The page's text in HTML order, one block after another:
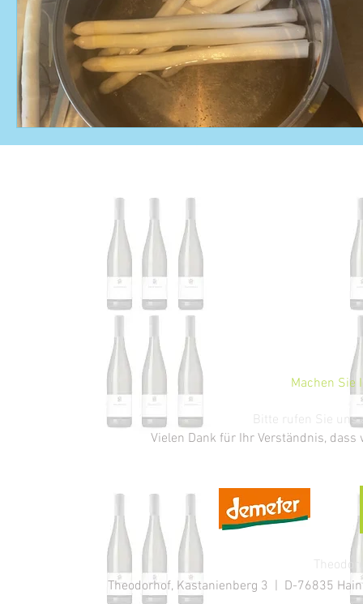
Machen Sie
Bitte rufen Sie uns
Vielen Dank für Ihr Verständnis,
Theodorhof, Kastanienberg 3 | D-76835